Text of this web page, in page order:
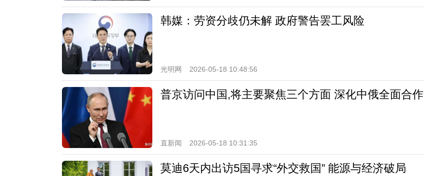
韩媒：劳资分歧仍未解 政府警告罢工风险
光明网 2026-05-18 10:48:56
普京访问中国,将主要聚焦三个方面 深化中俄全面合作
直新闻 2026-05-18 10:31:35
莫迪6天内出访5国寻求“外交救国” 能源与经济破局